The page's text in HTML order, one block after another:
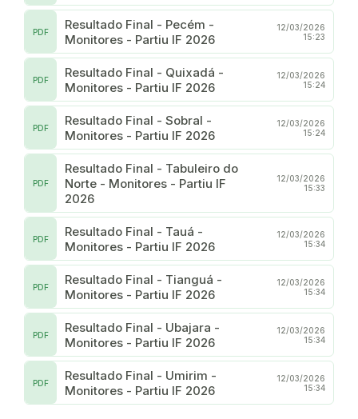
Resultado Final - Pecém -
Monitores - Partiu IF 2026
PDF
12/03/2026
15:23
Resultado Final - Quixadá -
Monitores - Partiu IF 2026
PDF
12/03/2026
15:24
Resultado Final - Sobral -
Monitores - Partiu IF 2026
PDF
12/03/2026
15:24
Resultado Final - Tabuleiro do
Norte - Monitores - Partiu IF
2026
PDF
12/03/2026
15:33
Resultado Final - Tauá -
Monitores - Partiu IF 2026
PDF
12/03/2026
15:34
Resultado Final - Tianguá -
Monitores - Partiu IF 2026
PDF
12/03/2026
15:34
Resultado Final - Ubajara -
Monitores - Partiu IF 2026
PDF
12/03/2026
15:34
Resultado Final - Umirim -
Monitores - Partiu IF 2026
PDF
12/03/2026
15:34